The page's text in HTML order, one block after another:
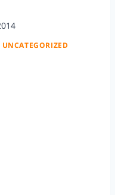
UNCATEGORIZED